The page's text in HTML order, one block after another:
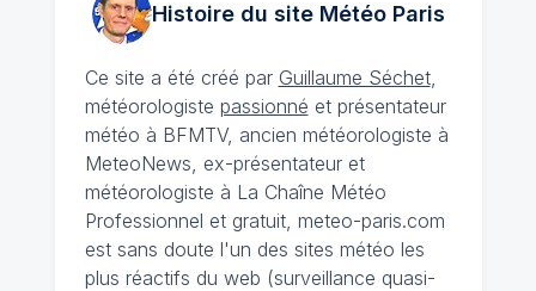
Histoire du site MétéoParis
Ce site a été créé par Guillaume Séchet,
météorologiste passionné et présentateur
météo à BFMTV, ancien météorologiste à
MeteoNews, ex-présentateur et
météorologiste à La Chaîne Météo
Professionnel et gratuit, meteo-paris.com
est sans doute l'un des sites météo les
plus réactifs du web (surveillance quasi-